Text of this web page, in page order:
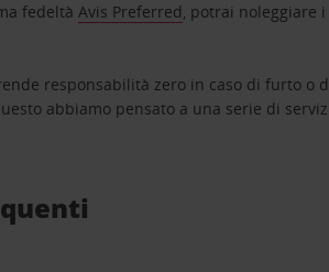
fedeltàAvis Preferred, potrai noleggiare
responsabilità zero in caso di furto o
abbiamo pensato a una serie di